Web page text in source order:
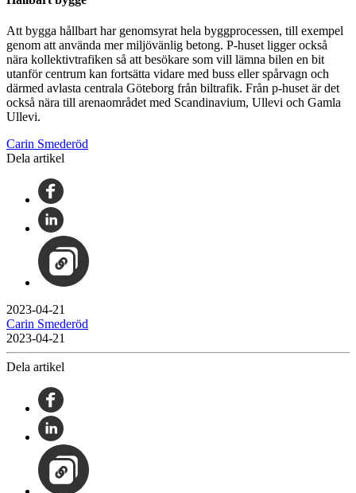
Att bygga hållbart har genomsyrat hela byggprocessen, till exempel
genom att använda mer miljövänlig betong. P-huset ligger också
nära kollektivtrafiken så att besökare som vill lämna bilen en bit
utanför centrum kan fortsätta vidare med buss eller spårvagn och
därmed avlasta centrala Göteborg från biltrafik. Från p-huset är det
också nära till arenaområdet med Scandinavium, Ullevi och Gamla
Ullevi.
Carin Smederöd
Dela artikel
2023-04-21
Carin Smederöd
2023-04-21
Dela artikel